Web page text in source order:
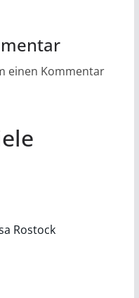
einen Kommentar
Rostock